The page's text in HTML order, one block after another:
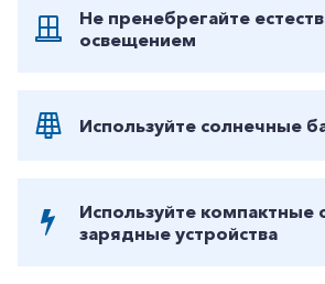
Не пренебрегайте
освещением
Используйте солнечные
Используйте компактные
зарядные устройства